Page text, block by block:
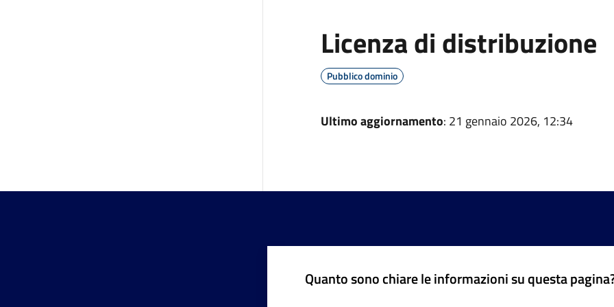
Licenza di distribuzione
Pubblico dominio
Ultimo aggiornamento: 21 gennaio 2026, 12:34
Quanto sono chiare le informazioni su questa